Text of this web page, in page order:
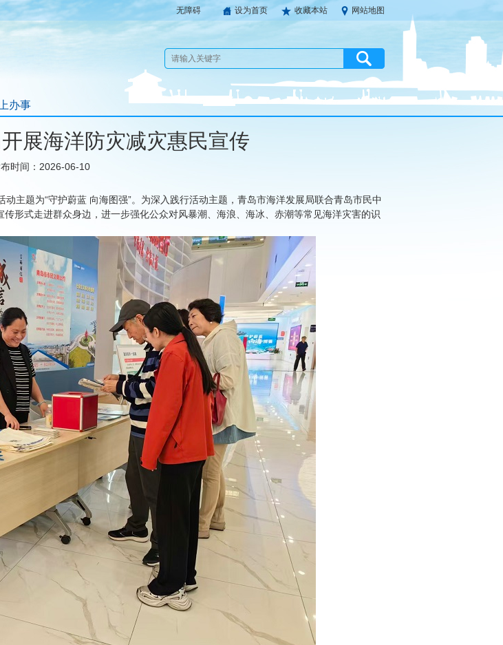
无障碍 设为首页 收藏本站 网站地图
办事
展海洋防灾减灾惠民宣传
时间：2026-06-10
主题为“守护蔚蓝 向海图强”。为深入践行活动主题，青岛市海洋发展局联合青岛市民中
形式走进群众身边，进一步强化公众对风暴潮、海浪、海冰、赤潮等常见海洋灾害的识